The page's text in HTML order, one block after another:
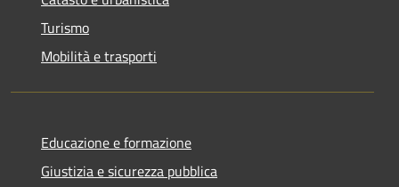
Turismo
Mobilità e trasporti
Educazione e formazione
Giustizia e sicurezza pubblica